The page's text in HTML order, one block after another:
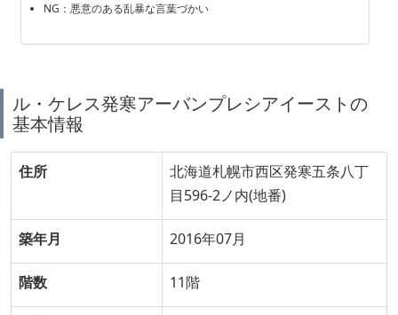
NG：悪意のある乱暴な言葉づかい
ル・ケレス発寒アーバンプレシアイーストの
基本情報
住所
北海道札幌市西区発寒五条八丁
目596-2ノ内(地番)
築年月 2016年07月
階数 11階